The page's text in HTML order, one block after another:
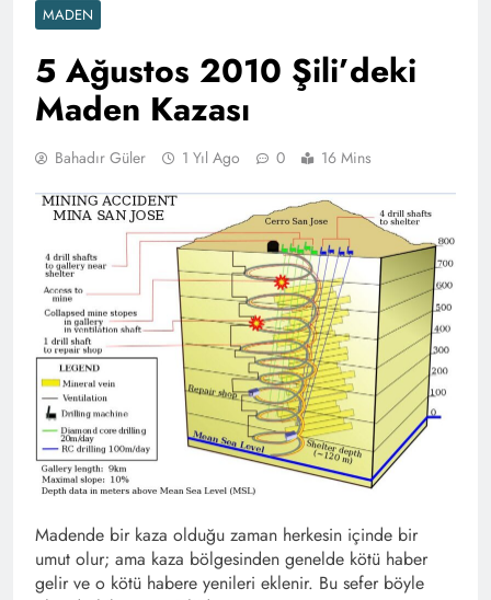
MADEN
5 Ağustos 2010 Şili’deki
Maden Kazası
Bahadır Güler 1 Yıl Ago 0 16 Mins
Madende bir kaza olduğu zaman herkesin içinde bir
umut olur; ama kaza bölgesinden genelde kötü haber
gelir ve o kötü habere yenileri eklenir. Bu sefer böyle